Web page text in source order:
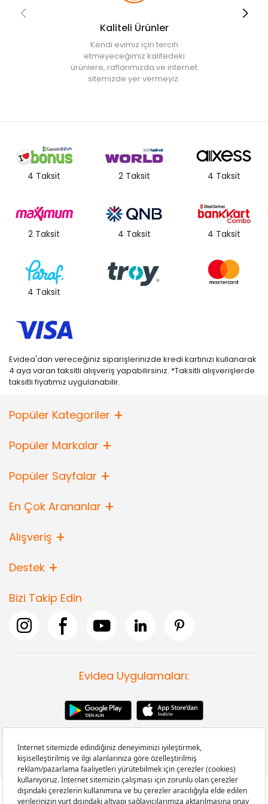
Kaliteli Ürünler
Kendi evimiz için tercih
etmeyeceğimiz kalitedeki
ürünlere, raflarımızda ve internet
sitemizde yer vermeyiz.
4 Taksit 2 Taksit 4 Taksit
2 Taksit 4 Taksit 4 Taksit
4 Taksit
Evidea'dan vereceğiniz siparişlerinizde kredi kartınızı kullanarak
4 aya varan taksitli alışveriş yapabilirsiniz. *Taksitli alışverişlerde
taksitli fiyatımız uygulanabilir.
Popüler Kategoriler
Popüler Markalar
Popüler Sayfalar
En Çok Arananlar
Alışveriş
Destek
Bizi Takip Edin
Evidea Uygulamaları: